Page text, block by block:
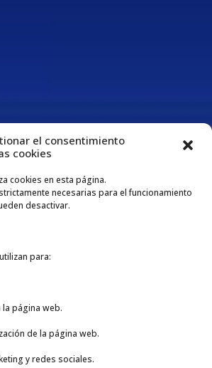
el consentimiento
cookies
cookies en esta página.
necesarias para el funcionamiento
desactivar.
para:
la página web.
de la página web.
y redes sociales.